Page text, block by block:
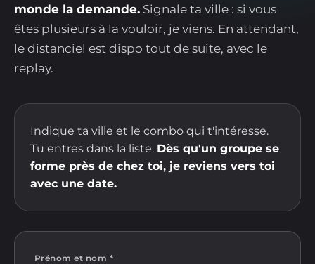
monde la demande. Signale ta ville : si vous
êtes plusieurs à la vouloir, je viens. En attendant,
le distanciel est dispo tout de suite, avec le
replay.
Indique ta ville et le combo qui t'intéresse.
Tu entres dans la liste. Dès qu'un groupe se
forme près de chez toi, je reviens vers toi
avec une date.
Prénom et nom *